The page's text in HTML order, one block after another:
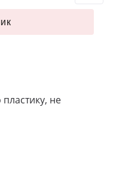
пластику, не